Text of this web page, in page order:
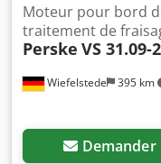
Wiefelstede 395 km
Moteur pour bord
traitement de
Perske VS 31.09-2
Demander